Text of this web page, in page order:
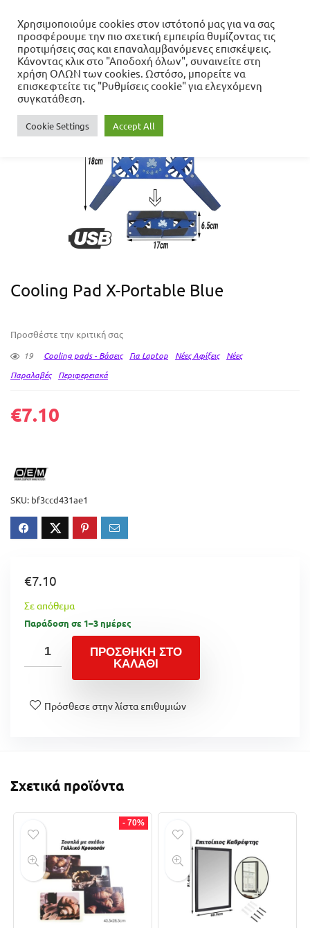
Αρχική σελίδα New Arrivals Νέες Αφίξεις
Cooling
Pad X-Portable Blue
Cooling Pad X-Portable Blue
Προσθέστε την κριτική σας
19 Cooling pads - Βάσεις Για Laptop Νέες Αφίξεις
Νέες
Παραλαβές
Περιφερειακά
€7.10
SKU: bf3ccd431ae1
€7.10
Σε απόθεμα
Παράδοση σε 1–3 ημέρες
ΠΡΟΣΘΉΚΗ ΣΤΟ
ΚΑΛΆΘΙ
Πρόσθεσε στην λίστα επιθυμιών
Σχετικά προϊόντα
- 70%
Χρησιμοποιούμε cookies στον ιστότοπό μας για να σας
προσφέρουμε την πιο σχετική εμπειρία θυμίζοντας τις
προτιμήσεις σας και επαναλαμβανόμενες επισκέψεις.
Κάνοντας κλικ στο "Αποδοχή όλων", συναινείτε στη
χρήση ΟΛΩΝ των cookies. Ωστόσο, μπορείτε να
επισκεφτείτε τις "Ρυθμίσεις cookie" για ελεγχόμενη
συγκατάθεση.
Cookie Settings Accept All